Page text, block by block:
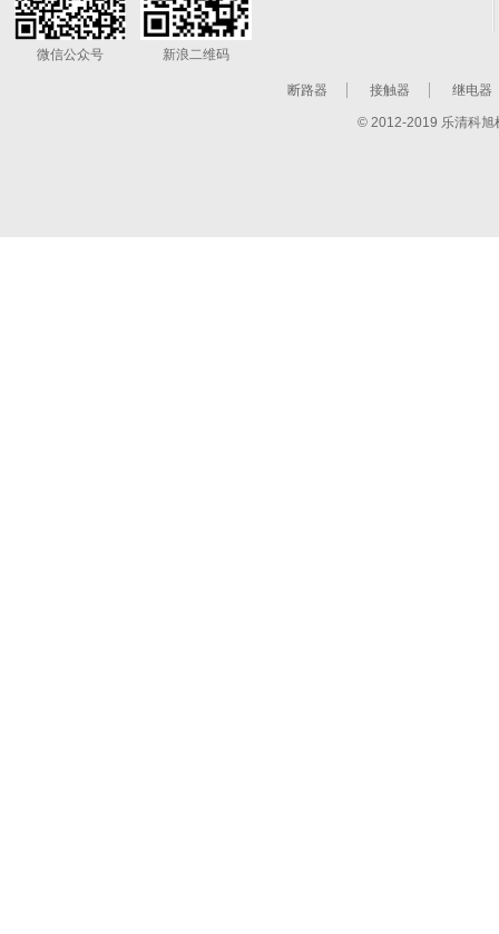
微信公众号 新浪二维码
断路器 接触器 继电器
© 2012-2019 乐清科旭